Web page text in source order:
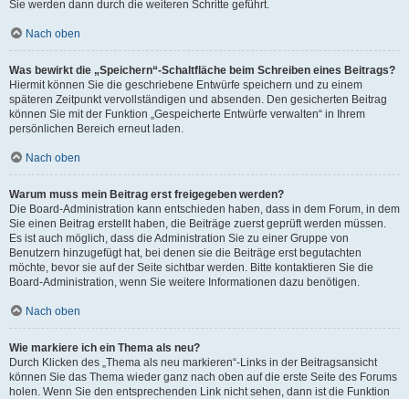
Sie werden dann durch die weiteren Schritte geführt.
Nach oben
Was bewirkt die „Speichern“-Schaltfläche beim Schreiben eines Beitrags?
Hiermit können Sie die geschriebene Entwürfe speichern und zu einem
späteren Zeitpunkt vervollständigen und absenden. Den gesicherten Beitrag
können Sie mit der Funktion „Gespeicherte Entwürfe verwalten“ in Ihrem
persönlichen Bereich erneut laden.
Nach oben
Warum muss mein Beitrag erst freigegeben werden?
Die Board-Administration kann entschieden haben, dass in dem Forum, in dem
Sie einen Beitrag erstellt haben, die Beiträge zuerst geprüft werden müssen.
Es ist auch möglich, dass die Administration Sie zu einer Gruppe von
Benutzern hinzugefügt hat, bei denen sie die Beiträge erst begutachten
möchte, bevor sie auf der Seite sichtbar werden. Bitte kontaktieren Sie die
Board-Administration, wenn Sie weitere Informationen dazu benötigen.
Nach oben
Wie markiere ich ein Thema als neu?
Durch Klicken des „Thema als neu markieren“-Links in der Beitragsansicht
können Sie das Thema wieder ganz nach oben auf die erste Seite des Forums
holen. Wenn Sie den entsprechenden Link nicht sehen, dann ist die Funktion